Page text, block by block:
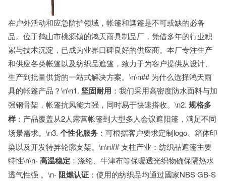
在户外活动和应急防护领域，帐篷和遮篷是不可或缺的必备
品。位于鹤山市桃源镇的鸿天雨具制品厂，凭借多年的行业积
累与技术沉淀，已成为业界口碑良好的供应商。本厂专注生产
和供应各类帐篷以及纺织品遮篷，致力于为客户提供从设计、
生产到批量供货的一站式解决方案。\n\n## 为什么选择鸿天雨
具的帐篷产品？\n\n1. 坚固耐用 ：我们采用高密度防水面料与加
强钢骨架，帐篷抗风能力强，同时易于快速搭收。\n2. 规格多
样 ：产品覆盖从2人露营帐篷到大型多人会议遮阳篷，满足不同
场景需求。\n3. 个性化服务 ：可根据客户要求定制logo、箱体印
染以及开发特异轮廓支架。\n\n## 支柱产业：纺织品遮篷主要
特性\n\n-高温稳定 ：涤纶、牛津布等保暖透光织物确保隔热水
透气性强 。\n-阻燃认证 ：使用的纺织品均通过國家NBS GB-S